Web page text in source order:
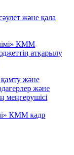
және қала
КММ
атқарылу
қамту және
және
меңгерушісі
КММ кадр